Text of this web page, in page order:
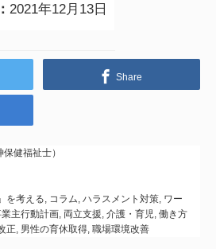
2021年12月13日
Share
健福祉士）
を考える, コラム, ハラスメント対策, ワー
主行動計画, 両立支援, 介護・育児, 働き方
正, 男性の育休取得, 職場環境改善